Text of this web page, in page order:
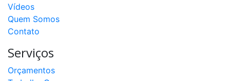
Vídeos
Quem Somos
Contato
Serviços
Orçamentos